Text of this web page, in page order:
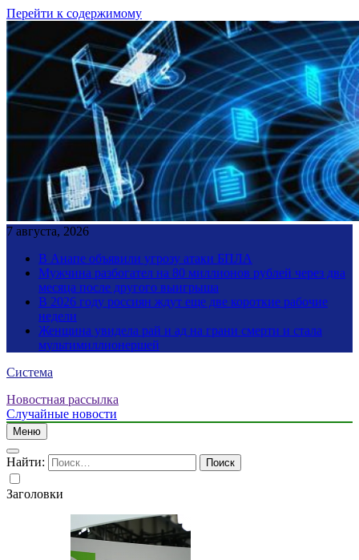
Перейти к содержимому
7 августа, 2026
В Анапе объявили угрозу атаки БПЛА
Мужчина разбогател на 80 миллионов рублей через два
месяца после другого выигрыша
В 2026 году россиян ждут еще две короткие рабочие
недели
Женщина увидела рай и ад на грани смерти и стала
мультимиллионершей
Система
Новостная рассылка
Случайные новости
Меню
Найти:
Заголовки